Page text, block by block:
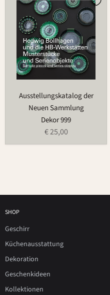
Neuen
Sammlung
Ausstellungskatalog der
Neuen Sammlung
Dekor 999
€ 25,00
SHOP
Geschirr
Küchenausstattung
Dekoration
Geschenkideen
Kollektionen